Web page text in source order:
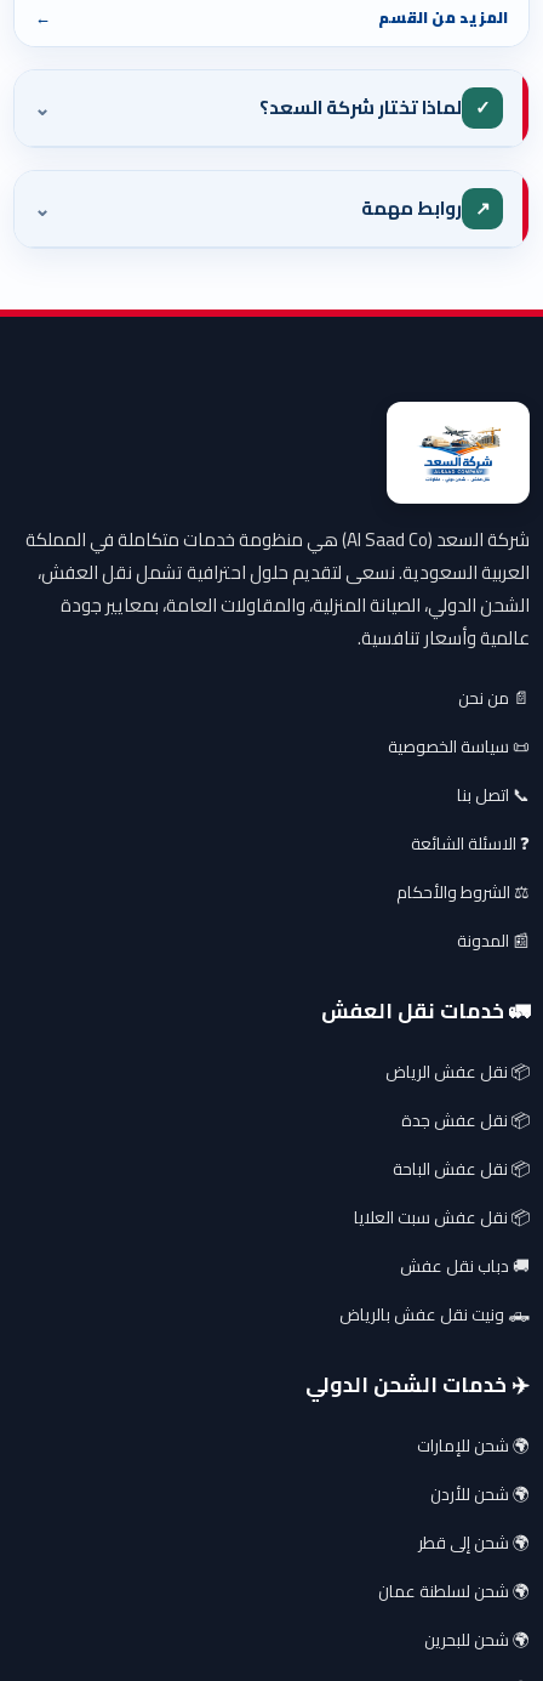
المزيد من القسم ←
✓ لماذا تختار شركة السعد؟ ⌄
↗ روابط مهمة ⌄
شركة السعد (Al Saad Co) هي منظومة خدمات متكاملة في المملكة
العربية السعودية. نسعى لتقديم حلول احترافية تشمل نقل العفش،
الشحن الدولي، الصيانة المنزلية، والمقاولات العامة، بمعايير جودة
عالمية وأسعار تنافسية.
📄 من نحن
📜 سياسة الخصوصية
📞 اتصل بنا
❓ الاسئلة الشائعة
⚖️ الشروط والأحكام
📰 المدونة
🚛 خدمات نقل العفش
📦 نقل عفش الرياض
📦 نقل عفش جدة
📦 نقل عفش الباحة
📦 نقل عفش سبت العلايا
🚚 دباب نقل عفش
🛻 ونيت نقل عفش بالرياض
✈️ خدمات الشحن الدولي
🌍 شحن للإمارات
🌍 شحن للأردن
🌍 شحن إلى قطر
🌍 شحن لسلطنة عمان
🌍 شحن للبحرين